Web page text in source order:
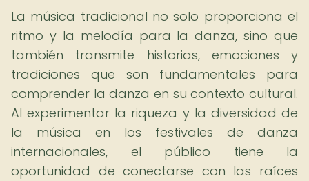
La música tradicional no solo proporciona el
ritmo y la melodía para la danza, sino que
también transmite historias, emociones y
tradiciones que son fundamentales para
comprender la danza en su contexto cultural.
Al experimentar la riqueza y la diversidad de
la música en los festivales de danza
internacionales, el público tiene la
oportunidad de conectarse con las raíces